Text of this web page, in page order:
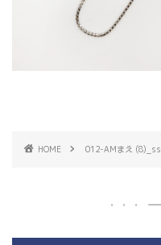
HOME 012-AMまえ (8)_ss